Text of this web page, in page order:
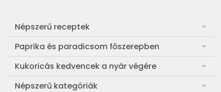
Népszerű receptek
Frankfurti leves
Egyszerű muffin
Aranygaluska
Paprika és paradicsom főszerepben
Pan con Tomate
Paradicsom és paprika eltevése télre
Kukoricás kedvencek a nyár végére
Legfinomabb főtt kukorica
Népszerű kategóriák